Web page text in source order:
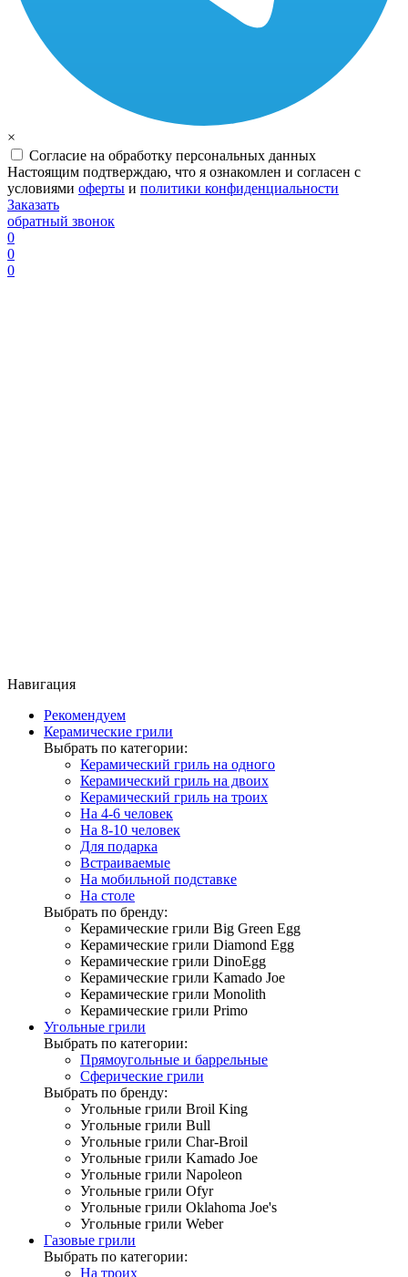
×
Согласие на обработку персональных данных
Настоящим подтверждаю, что я ознакомлен и согласен с
условиями оферты и политики конфиденциальности
Заказать
обратный звонок
0
0
0
Навигация
Рекомендуем
Керамические грили
Выбрать по категории:
Керамический гриль на одного
Керамический гриль на двоих
Керамический гриль на троих
На 4-6 человек
На 8-10 человек
Для подарка
Встраиваемые
На мобильной подставке
На столе
Выбрать по бренду:
Керамические грили Big Green Egg
Керамические грили Diamond Egg
Керамические грили DinoEgg
Керамические грили Kamado Joe
Керамические грили Monolith
Керамические грили Primo
Угольные грили
Выбрать по категории:
Прямоугольные и баррельные
Сферические грили
Выбрать по бренду:
Угольные грили Broil King
Угольные грили Bull
Угольные грили Char-Broil
Угольные грили Kamado Joe
Угольные грили Napoleon
Угольные грили Ofyr
Угольные грили Oklahoma Joe's
Угольные грили Weber
Газовые грили
Выбрать по категории:
На троих